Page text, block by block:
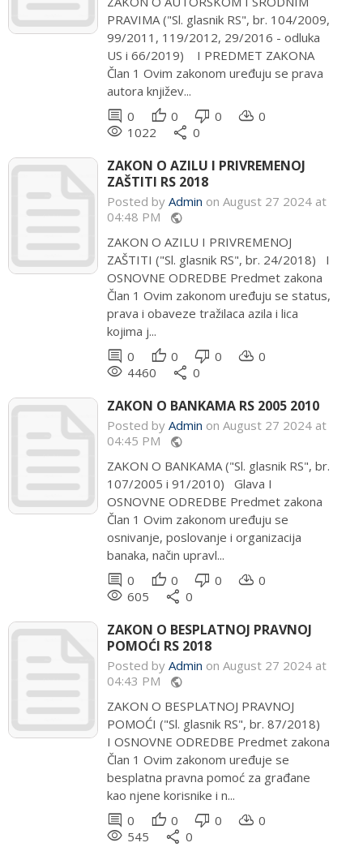
PRAVIMA ("Sl. glasnik RS", br. 104/2009,
99/2011, 119/2012, 29/2016 - odluka
US i 66/2019) I PREDMET ZAKONA
Član 1 Ovim zakonom uređuju se prava
autora književ...
comment 0 thumb_up 0 thumb_down 0 cloud_download 0
remove_red_eye 1022 share 0
ZAKON O AZILU I PRIVREMENOJ
ZAŠTITI RS 2018
Posted by Admin on August 27 2024 at
04:48 PM public
ZAKON O AZILU I PRIVREMENOJ
ZAŠTITI ("Sl. glasnik RS", br. 24/2018) I
OSNOVNE ODREDBE Predmet zakona
Član 1 Ovim zakonom uređuju se status,
prava i obaveze tražilaca azila i lica
kojima j...
comment 0 thumb_up 0 thumb_down 0 cloud_download 0
remove_red_eye 4460 share 0
ZAKON O BANKAMA RS 2005 2010
Posted by Admin on August 27 2024 at
04:45 PM public
ZAKON O BANKAMA ("Sl. glasnik RS", br.
107/2005 i 91/2010) Glava I
OSNOVNE ODREDBE Predmet zakona
Član 1 Ovim zakonom uređuju se
osnivanje, poslovanje i organizacija
banaka, način upravl...
comment 0 thumb_up 0 thumb_down 0 cloud_download 0
remove_red_eye 605 share 0
ZAKON O BESPLATNOJ PRAVNOJ
POMOĆI RS 2018
Posted by Admin on August 27 2024 at
04:43 PM public
ZAKON O BESPLATNOJ PRAVNOJ
POMOĆI ("Sl. glasnik RS", br. 87/2018)
I OSNOVNE ODREDBE Predmet zakona
Član 1 Ovim zakonom uređuje se
besplatna pravna pomoć za građane
kao njene korisnike i n...
comment 0 thumb_up 0 thumb_down 0 cloud_download 0
remove_red_eye 545 share 0